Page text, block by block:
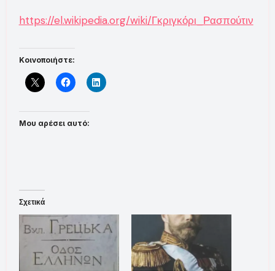
https://el.wikipedia.org/wiki/Γκριγκόρι_Ρασπούτιν
Κοινοποιήστε:
Μου αρέσει αυτό:
Σχετικά